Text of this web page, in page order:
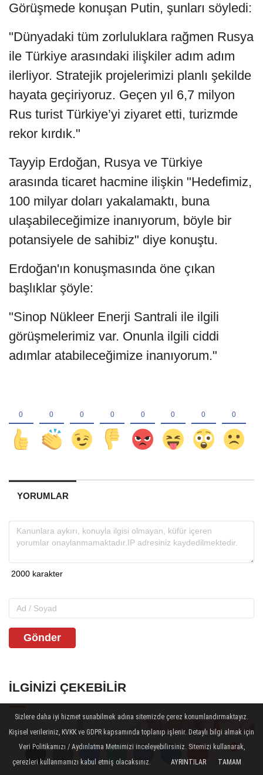
Yorumlar
Yorumlar
Görüşmede konuşan Putin, şunları söyledi:
"Dünyadaki tüm zorluluklara rağmen Rusya
ile Türkiye arasındaki ilişkiler adım adım
ilerliyor. Stratejik projelerimizi planlı şekilde
hayata geçiriyoruz. Geçen yıl 6,7 milyon
Rus turist Türkiye’yi ziyaret etti, turizmde
rekor kırdık."
Tayyip Erdoğan, Rusya ve Türkiye
arasında ticaret hacmine ilişkin "Hedefimiz,
100 milyar doları yakalamaktı, buna
ulaşabileceğimize inanıyorum, böyle bir
potansiyele de sahibiz" diye konuştu.
Erdoğan'ın konuşmasında öne çıkan
başlıklar şöyle:
"Sinop Nükleer Enerji Santrali ile ilgili
görüşmelerimiz var. Onunla ilgili ciddi
adımlar atabileceğimize inanıyorum."
YORUMLAR
Gönder
İLGINIZI ÇEKEBILIR
Sizlere daha iyi hizmet sunabilmek adına sitemizde çerez konumlandırmaktayız.
Kişisel verileriniz, KVKK ve GDPR kapsamında toplanıp işlenir. Detaylı bilgi almak için
Veri Politikamızı / Aydınlatma Metnimizi inceleyebilirsiniz. Sitemizi kullanarak,
çerezleri kullanmamızı kabul etmiş olacaksınız.
AYRINTILAR TAMAM